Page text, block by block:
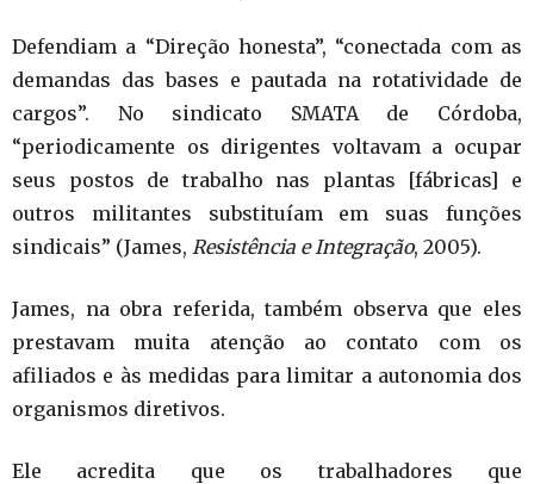
Defendiam a “Direção honesta”, “conectada com as
demandas das bases e pautada na rotatividade de
cargos”. No sindicato SMATA de Córdoba,
“periodicamente os dirigentes voltavam a ocupar
seus postos de trabalho nas plantas [fábricas] e
outros militantes substituíam em suas funções
sindicais” (James, Resistência e Integração, 2005).
James, na obra referida, também observa que eles
prestavam muita atenção ao contato com os
afiliados e às medidas para limitar a autonomia dos
organismos diretivos.
Ele acredita que os trabalhadores que